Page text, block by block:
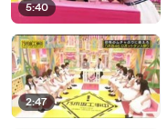
5:40
2:47